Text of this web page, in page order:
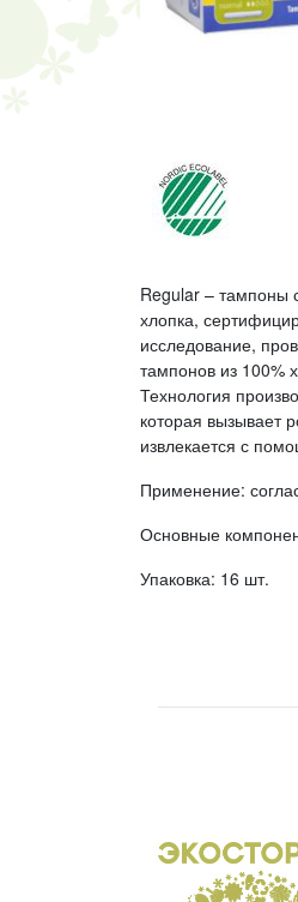
Regular – тампоны
хлопка,
исследование,
тампонов из 100%
Технология
которая вызывает
извлекается с
Применение:
Основные
Упаковка: 16 шт.